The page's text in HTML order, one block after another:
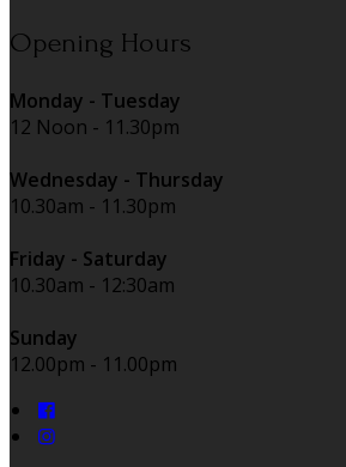
Opening Hours
Monday - Tuesday
12 Noon - 11.30pm
Wednesday - Thursday
10.30am - 11.30pm
Friday - Saturday
10.30am - 12:30am
Sunday
12.00pm - 11.00pm